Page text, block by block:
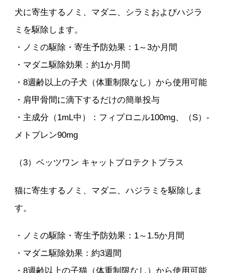
犬に寄生するノミ、マダニ、シラミおよびハジラ
ミを駆除します。
・ノミの駆除・寄生予防効果：1～3か月間
・マダニ駆除効果：約1か月間
・8週齢以上の子犬（体重制限なし）から使用可能
・肩甲骨間に滴下するだけの簡単投与
・主成分（1mL中）：フィプロニル100mg、（S）-
メトプレン90mg
（3）ベッツワン キャットプロテクトプラス
猫に寄生するノミ、マダニ、ハジラミを駆除しま
す。
・ノミの駆除・寄生予防効果：1～1.5か月間
・マダニ駆除効果：約3週間
・8週齢以上の子猫（体重制限なし）から使用可能